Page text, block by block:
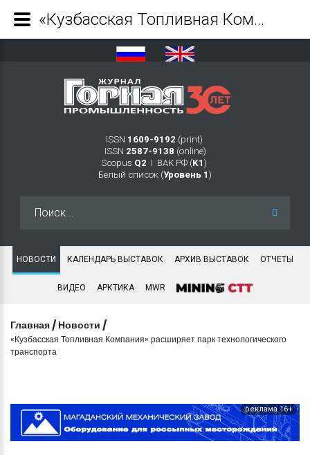
ISSN 1609-9192 (print)
ISSN 2587-9138 (online)
Scopus Q2 Ι ВАК РФ (K1 )
Белый список (Уровень 1 )
НОВОСТИ КАЛЕНДАРЬ ВЫСТАВОК АРХИВ ВЫСТАВОК ОТЧЕТЫ
ВИДЕО АРКТИКА MWR
Главная / Новости /
«Кузбасская Топливная Компания» расширяет парк технологического
транспорта
реклама 16+
«Кузбасская Топливная Компания» расширяет парк технологического транспорта - Журнал Горная промышленность